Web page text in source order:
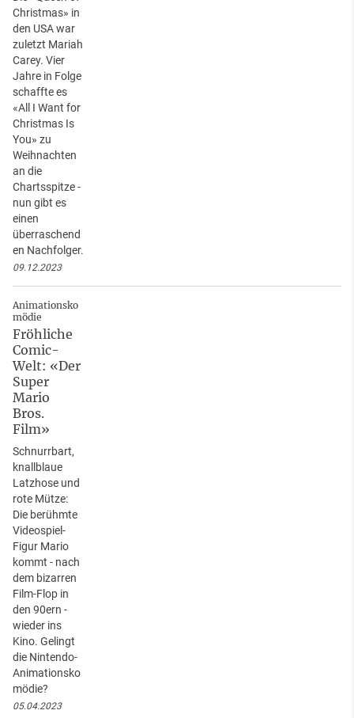
Christmas» in
den USA war
zuletzt Mariah
Carey. Vier
Jahre in Folge
schaffte es
«All I Want for
Christmas Is
You» zu
Weihnachten
an die
Chartsspitze -
nun gibt es
einen
überraschend
en Nachfolger.
09.12.2023
Animationsko
mödie
Fröhliche
Comic-
Welt: «Der
Super
Mario
Bros.
Film»
Schnurrbart,
knallblaue
Latzhose und
rote Mütze:
Die berühmte
Videospiel-
Figur Mario
kommt - nach
dem bizarren
Film-Flop in
den 90ern -
wieder ins
Kino. Gelingt
die Nintendo-
Animationsko
mödie?
05.04.2023